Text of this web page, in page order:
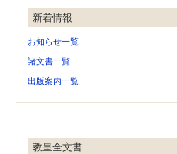
新着情報
お知らせ一覧
諸文書一覧
出版案内一覧
教皇全文書